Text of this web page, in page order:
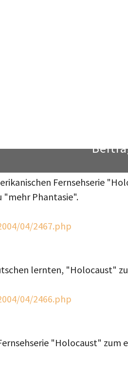
Fernsehserie
"mehr Phantasie".
04/2467.php
lernten, "Holocaust"
04/2466.php
"Holocaust" zum